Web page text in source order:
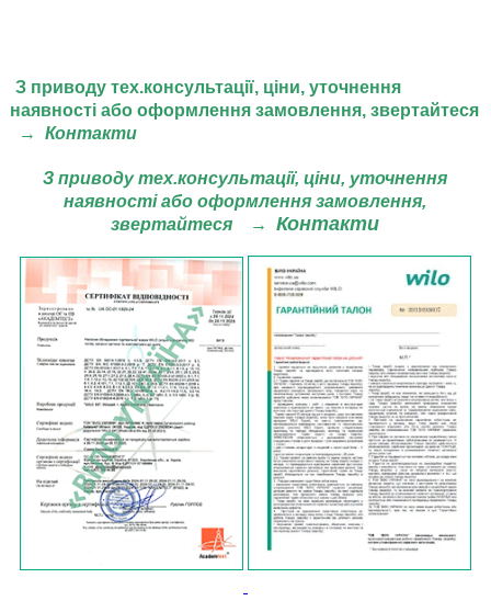
З приводу тех.консультації, ціни, уточнення
наявності або оформлення замовлення, звертайтеся
→
Контакти
З приводу тех.консультації, ціни, уточнення
наявності або оформлення замовлення,
звертайтеся
→ Контакти